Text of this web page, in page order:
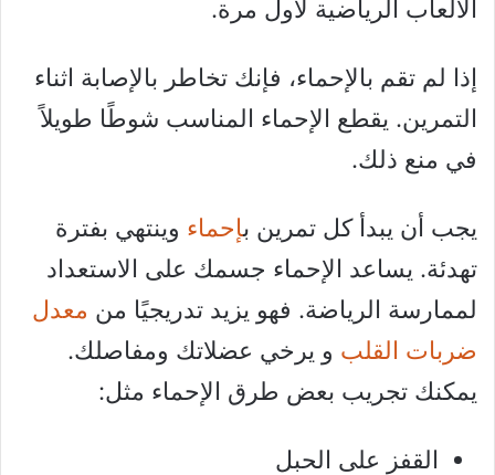
الألعاب الرياضية لأول مرة.
إذا لم تقم بالإحماء، فإنك تخاطر بالإصابة اثناء
التمرين. يقطع الإحماء المناسب شوطًا طويلاً
في منع ذلك.
يجب أن يبدأ كل تمرين بإحماء وينتهي بفترة
تهدئة. يساعد الإحماء جسمك على الاستعداد
لممارسة الرياضة. فهو يزيد تدريجيًا من معدل
ضربات القلب و يرخي عضلاتك ومفاصلك.
يمكنك تجريب بعض طرق الإحماء مثل:
القفز على الحبل